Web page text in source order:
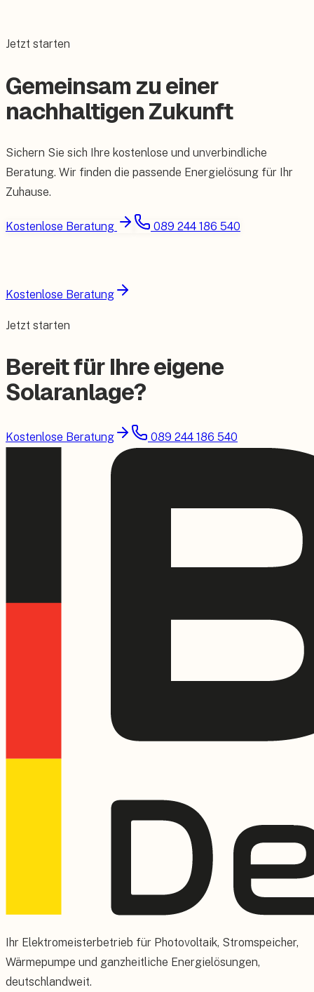
Jetzt starten
Gemeinsam zu einer
nachhaltigen Zukunft
Sichern Sie sich Ihre kostenlose und unverbindliche
Beratung. Wir finden die passende Energielösung für Ihr
Zuhause.
Kostenlose Beratung 089 244 186 540
Kostenlose Beratung
Jetzt starten
Bereit für Ihre eigene
Solaranlage?
Kostenlose Beratung 089 244 186 540
Ihr Elektromeisterbetrieb für Photovoltaik, Stromspeicher,
Wärmepumpe und ganzheitliche Energielösungen,
deutschlandweit.